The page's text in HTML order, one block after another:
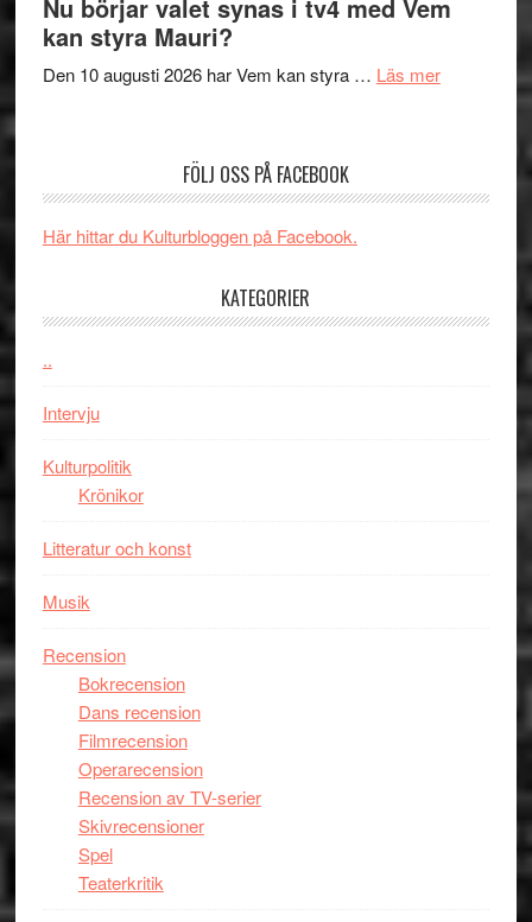
och
Shadow
Edge
spännande
Nu börjar valet synas i tv4 med Vem
kan styra Mauri?
Den 10 augusti 2026 har Vem kan styra … Läs merom
kan
FÖLJ OSS PÅ FACEBOOK
Här hittar du Kulturbloggen på Facebook.
KATEGORIER
..
Intervju
Kulturpolitik
Krönikor
Litteratur och konst
Musik
Recension
Bokrecension
Dans recension
Filmrecension
Operarecension
Recension av TV-serier
Skivrecensioner
Spel
Teaterkritik